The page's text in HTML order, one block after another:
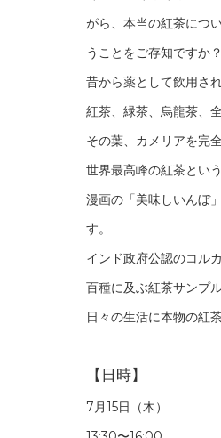
がら、本当の紅茶につ
うことをご存知ですか？
昔から薬として飲用さ
紅茶、緑茶、烏龍茶、
その葉、カメリアを完
世界最高峰の紅茶とい
漫画の「美味しいんぼ
す。
インド政府公認のコル
百種に及ぶ紅茶サンプ
日々の生活に本物の紅
【日時】
7月15日（木）